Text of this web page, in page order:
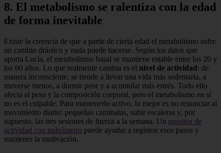
8. El metabolismo se ralentiza con la edad
de forma inevitable
Existe la creencia de que a partir de cierta edad el metabolismo sufre
un cambio drástico y nada puede hacerse. Según los datos que
aporta Lucía, el metabolismo basal se mantiene estable entre los 20 y
los 60 años. Lo que realmente cambia es el nivel de actividad: de
manera inconsciente, se tiende a llevar una vida más sedentaria, a
moverse menos, a dormir peor y a acumular más estrés. Todo ello
afecta al peso y la composición corporal, pero el metabolismo en sí
no es el culpable. Para mantenerlo activo, lo mejor es no renunciar al
movimiento diario: pequeñas caminatas, subir escaleras y, por
supuesto, las tres sesiones de fuerza a la semana. Un monitor de
actividad con pulsómetro puede ayudar a registrar esos pasos y
mantener la motivación.